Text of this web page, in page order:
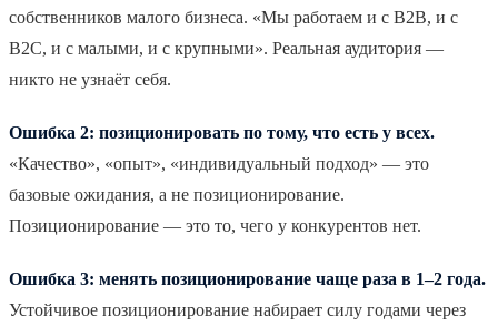
собственников малого бизнеса. «Мы работаем и с B2B, и с
B2C, и с малыми, и с крупными». Реальная аудитория —
никто не узнаёт себя.
Ошибка 2: позиционировать по тому, что есть у всех.
«Качество», «опыт», «индивидуальный подход» — это
базовые ожидания, а не позиционирование.
Позиционирование — это то, чего у конкурентов нет.
Ошибка 3: менять позиционирование чаще раза в 1–2 года.
Устойчивое позиционирование набирает силу годами через